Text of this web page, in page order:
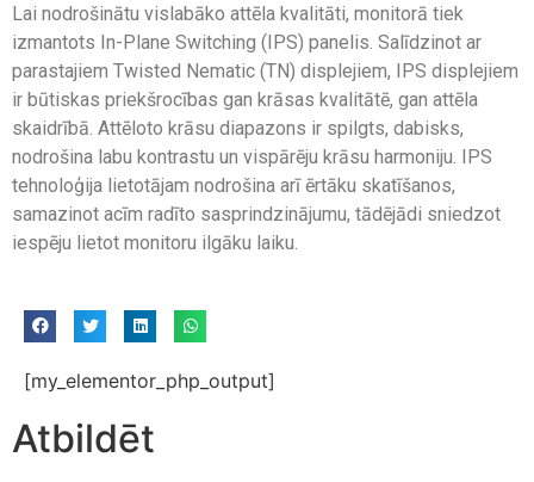
Lai nodrošinātu vislabāko attēla kvalitāti, monitorā tiek
izmantots In-Plane Switching (IPS) panelis. Salīdzinot ar
parastajiem Twisted Nematic (TN) displejiem, IPS displejiem
ir būtiskas priekšrocības gan krāsas kvalitātē, gan attēla
skaidrībā. Attēloto krāsu diapazons ir spilgts, dabisks,
nodrošina labu kontrastu un vispārēju krāsu harmoniju. IPS
tehnoloģija lietotājam nodrošina arī ērtāku skatīšanos,
samazinot acīm radīto sasprindzinājumu, tādējādi sniedzot
iespēju lietot monitoru ilgāku laiku.
[my_elementor_php_output]
Atbildēt